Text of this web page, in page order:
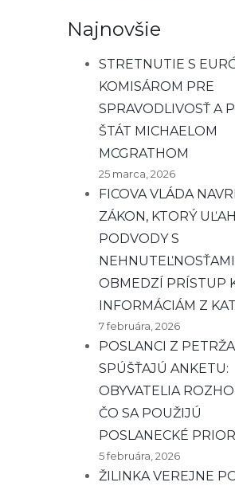
Najnovšie
STRETNUTIE S
KOMISÁROM PRE
SPRAVODLIVOSŤ A
ŠTÁT MICHAELOM
MCGRATHOM
25 marca, 2026
FICOVA VLÁDA
ZÁKON, KTORÝ
PODVODY S
OBMEDZÍ PRÍSTUP
INFORMÁCIÁM Z
7 februára, 2026
POSLANCI Z
SPÚŠŤAJÚ ANKETU:
OBYVATELIA
ČO SA POUŽIJÚ
POSLANECKÉ
5 februára, 2026
ŽILINKA VEREJNE